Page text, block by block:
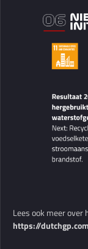
Lees ook meer over
https://